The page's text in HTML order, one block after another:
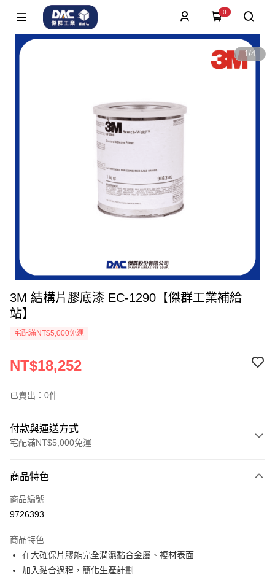
0
1/4
3M 結構片膠底漆 EC-1290【傑群工業補給
站】
宅配滿NT$5,000免運
NT$18,252
已賣出：0件
付款與運送方式
宅配滿NT$5,000免運
信用卡一次付款
超商取貨付款
Apple Pay
街口支付
商品特色
商品編號
9726393
商品特色
在大確保片膠能完全潤濕黏合金屬、複材表面
加入黏合過程，簡化生產計劃